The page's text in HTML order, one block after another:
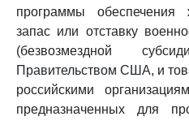
программы
запас или отставку
(безвозмездной
Правительством США, и
российскими
предназначенных для